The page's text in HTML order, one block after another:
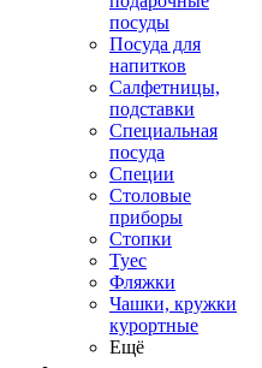
посуды
Посуда для
напитков
Салфетницы,
подставки
Специальная
посуда
Специи
Столовые
приборы
Стопки
Туес
Фляжки
Чашки, кружки
курортные
Ещё